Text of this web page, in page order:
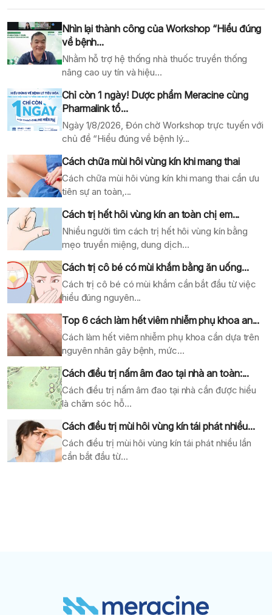
Nhìn lại thành công của Workshop “Hiểu đúng
về bệnh...
Nhằm hỗ trợ hệ thống nhà thuốc truyền thống
nâng cao uy tín và hiệu...
Chỉ còn 1 ngày! Dược phẩm Meracine cùng
Pharmalink tổ...
Ngày 1/8/2026, Đón chờ Workshop trực tuyến với
chủ đề “Hiểu đúng về bệnh lý...
Cách chữa mùi hôi vùng kín khi mang thai
Cách chữa mùi hôi vùng kín khi mang thai cần ưu
tiên sự an toàn,...
Cách trị hết hôi vùng kín an toàn chị em...
Nhiều người tìm cách trị hết hôi vùng kín bằng
mẹo truyền miệng, dung dịch...
Cách trị cô bé có mùi khắm bằng ăn uống...
Cách trị cô bé có mùi khắm cần bắt đầu từ việc
hiểu đúng nguyên...
Top 6 cách làm hết viêm nhiễm phụ khoa an...
Cách làm hết viêm nhiễm phụ khoa cần dựa trên
nguyên nhân gây bệnh, mức...
Cách điều trị nấm âm đao tại nhà an toàn:...
Cách điều trị nấm âm đao tại nhà cần được hiểu
là chăm sóc hỗ...
Cách điều trị mùi hôi vùng kín tái phát nhiều...
Cách điều trị mùi hôi vùng kín tái phát nhiều lần
cần bắt đầu từ...